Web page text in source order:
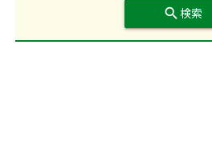
search検索